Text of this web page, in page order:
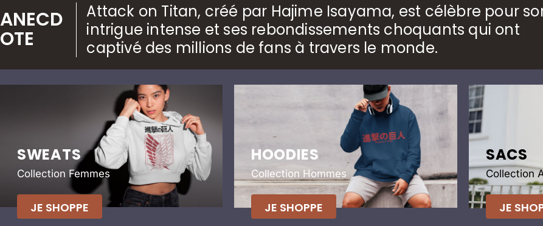
ANECD
OTE
Attack on Titan, créé par Hajime Isayama, est célèbre pour
intrigue intense et ses rebondissements choquants qui ont
captivé des millions de fans à travers le monde.
SWEATS
Collection Femmes
JE SHOPPE
HOODIES
Collection Hommes
JE SHOPPE
SACS
Collection
JE